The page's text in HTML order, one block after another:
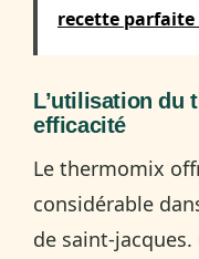
recette
L’utilisation du
efficacité
Le thermomix
considérable
de saint-